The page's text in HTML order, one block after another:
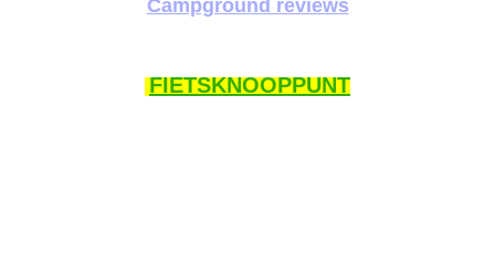
Campground reviews
FIETSKNOOPPUNT